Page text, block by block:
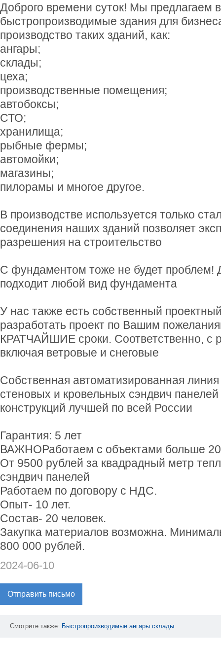
Доброго времени суток! Мы
быстропроизводимые здания для
производство таких зданий, как:
ангары;
склады;
цеха;
производственные помещения;
автобоксы;
СТО;
хранилища;
рыбные фермы;
автомойки;
магазины;
пилорамы и многое другое.
В производстве используется только
соединения наших зданий позволяет
разрешения на строительство
С фундаментом тоже не будет проблем!
подходит любой вид фундамента
У нас также есть собственный
разработать проект по Вашим
КРАТЧАЙШИЕ сроки. Соответственно, с
включая ветровые и снеговые
Собственная автоматизированная линия
стеновых и кровельных сэндвич
конструкций лучшей по всей России
Гарантия: 5 лет
ВАЖНОРаботаем с объектами больше
От 9500 рублей за квадрадный метр
сэндвич панелей
Работаем по договору с НДС.
Опыт- 10 лет.
Состав- 20 человек.
Закупка материалов возможна.
800 000 рублей.
2024-06-10
Отправить письмо
Смотрите также: Быстропроизводимые ангары склады